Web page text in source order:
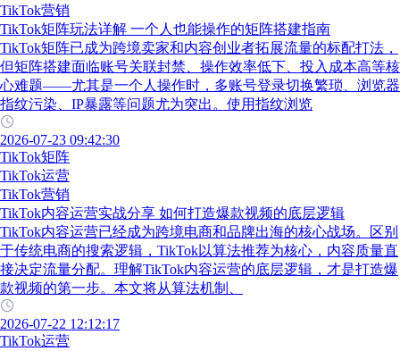
TikTok营销
TikTok矩阵玩法详解 一个人也能操作的矩阵搭建指南
TikTok矩阵已成为跨境卖家和内容创业者拓展流量的标配打法，
但矩阵搭建面临账号关联封禁、操作效率低下、投入成本高等核
心难题——尤其是一个人操作时，多账号登录切换繁琐、浏览器
指纹污染、IP暴露等问题尤为突出。使用指纹浏览
2026-07-23 09:42:30
TikTok矩阵
TikTok运营
TikTok营销
TikTok内容运营实战分享 如何打造爆款视频的底层逻辑
TikTok内容运营已经成为跨境电商和品牌出海的核心战场。区别
于传统电商的搜索逻辑，TikTok以算法推荐为核心，内容质量直
接决定流量分配。理解TikTok内容运营的底层逻辑，才是打造爆
款视频的第一步。本文将从算法机制、
2026-07-22 12:12:17
TikTok运营